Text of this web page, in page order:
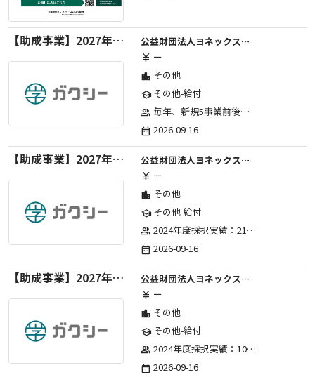
【助成事業】2027年度中学校部活動の地域展開推進に関する助成金
公益財団法人ヨネックススポーツ振興財団
currency_yen ー
location_city その他
schoolその他-給付
group 毎年、新規5事業前後への助成金交付を予定とし、初年度5事業、2年目合計10事業前後、3年目合計15事業前後、4年目以降は15事業前後にて実施する。 2025年度採択実績：5事業、2026年度採択実績：5事業
date_range 2026-09-16
【助成事業】2027年度（通年）国際交流普及事業に関する助成金
公益財団法人ヨネックススポーツ振興財団
currency_yen ー
location_city その他
schoolその他-給付
group 2024年度採択実績：21事業（前期11・後期10）、2025年度採択実績：30事業（前期15・後期15）、2026年度採択実績：40事業 ※2026年度より、前期・後期の区分を廃止し、年1回の申請受付となりました。
date_range 2026-09-16
【助成事業】2027年度（通年）ジュニアスポーツ振興に関する助成金
公益財団法人ヨネックススポーツ振興財団
currency_yen ー
location_city その他
schoolその他-給付
group 2024年度採択実績：107事業（前期45・後期62）、2025年度採択実績：103事業（前期48・後期55）、2026年度採択実績：97事業 ※2026年度より、前期・後期の区分を廃止し、年1回の申請受付となりました。
date_range 2026-09-16